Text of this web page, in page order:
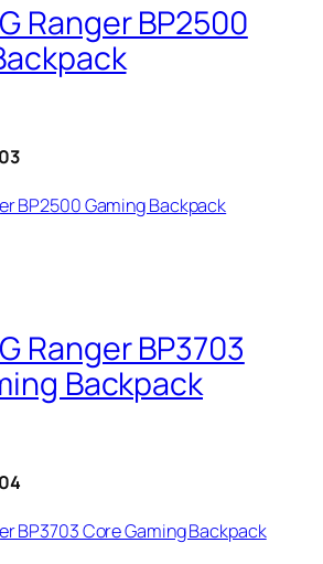
Ranger BP2500
BP2500 Gaming Backpack
Ranger BP3703
Backpack
BP3703 Core Gaming Backpack